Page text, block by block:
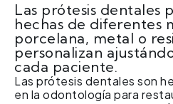
Las prótesis dentales
hechas de diferentes
porcelana, metal o
personalizan
cada paciente.
Las prótesis dentales son
en la odontología para